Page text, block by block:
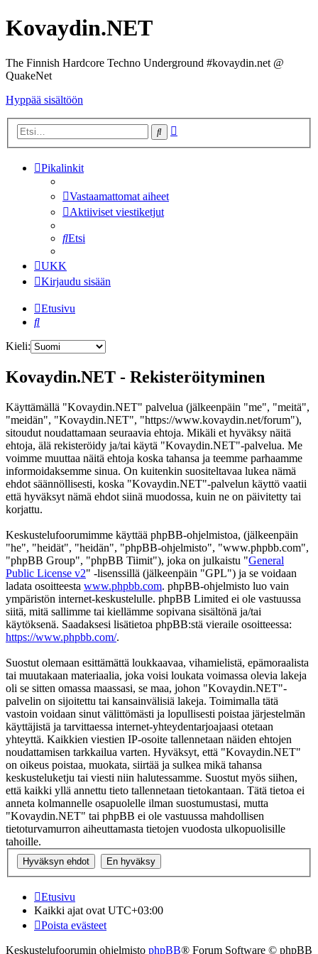
Kovaydin.NET
The Finnish Hardcore Techno Underground #kovaydin.net @
QuakeNet
Hyppää sisältöön
Etsi
Pikalinkit
Vastaamattomat aiheet
Aktiiviset viestiketjut
Etsi
UKK
Kirjaudu sisään
Etusivu
Etsi
Kieli:
Kovaydin.NET - Rekisteröityminen
Käyttämällä "Kovaydin.NET" palvelua (jälkeenpäin "me", "meitä",
"meidän", "Kovaydin.NET", "https://www.kovaydin.net/forum"),
sitoudut noudattamaan seuraavia ehtoja. Mikäli et hyväksy näitä
ehtoja, älä rekisteröidy ja/tai käytä "Kovaydin.NET"-palvelua. Me
voimme muuttaa näitä ehtoja koska tahansa ja teemme parhaamme
informoidaksemme sinua. On kuitenkin suositeltavaa lukea nämä
ehdot säännöllisesti, koska "Kovaydin.NET"-palvelun käyttö vaatii
että hyväksyt nämä ehdot siinä muodossa, kuin ne on päivitetty tai
korjattu.
Keskustelufoorumimme käyttää phpBB-ohjelmistoa, (jälkeenpäin
"he", "heidät", "heidän", "phpBB-ohjelmisto", "www.phpbb.com",
"phpBB Group", "phpBB Tiimit"), joka on julkaistu "General
Public License v2" -lisenssillä (jälkeenpäin "GPL") ja se voidaan
ladata osoitteesta www.phpbb.com. phpBB-ohjelmisto luo vain
ympäristön internet-keskustelulle. phpBB Limited ei ole vastuussa
siitä, mitä sallimme tai kiellämme sopivana sisältönä ja/tai
käytöksenä. Saadaksesi lisätietoa phpBB:stä vieraile osoitteessa:
https://www.phpbb.com/.
Suostut olemaan esittämättä loukkaavaa, vihamielistä, epämoraalista
tai muutakaan materiaalia, joka voisi loukata voimassa olevia lakeja
oli se sitten omassa maassasi, se maa, johon "Kovaydin.NET"-
palvelin on sijoitettu tai kansainvälisiä lakeja. Toimimalla tätä
vastoin voidaan sinut välittömästi ja lopullisesti poistaa järjestelmän
käyttäjistä ja tarvittaessa internet-yhteydentarjoajaasi otetaan
yhteyttä. Kaikkien viestien IP-osoite tallennetaan näiden ehtojen
noudattamisen tarkkailua varten. Hyväksyt, että "Kovaydin.NET"
on oikeus poistaa, muokata, siirtää ja sulkea mikä tahansa
keskusteluketju tai viesti niin halutessamme. Suostut myös siihen,
että kaikki yllä annettu tieto tallennetaan tietokantaan. Tätä tietoa ei
anneta kolmannelle osapuolelle ilman suostumustasi, mutta
"Kovaydin.NET" tai phpBB ei ole vastuussa mahdollisen
tietoturvamurron aiheuttamasta tietojen vuodosta ulkopuolisille
tahoille.
Etusivu
Kaikki ajat ovat UTC+03:00
Poista evästeet
Keskustelufoorumin ohjelmisto phpBB® Forum Software © phpBB